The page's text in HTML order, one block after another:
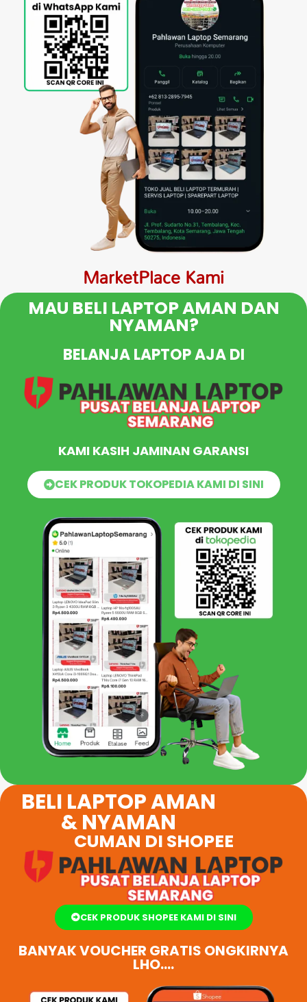
MarketPlace Kami
MAU BELI LAPTOP AMAN DAN
NYAMAN?
BELANJA LAPTOP AJA DI
KAMI KASIH JAMINAN GARANSI
CEK PRODUK TOKOPEDIA KAMI DI SINI
BELI LAPTOP AMAN
& NYAMAN
CUMAN DI SHOPEE
CEK PRODUK SHOPEE KAMI DI SINI
BANYAK VOUCHER GRATIS ONGKIRNYA
LHO....